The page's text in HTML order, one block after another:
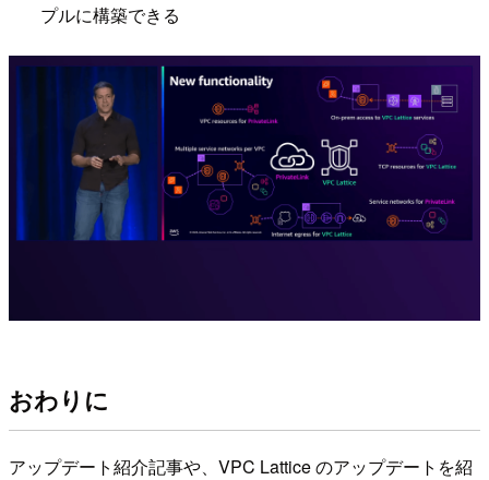
プルに構築できる
おわりに
アップデート紹介記事や、VPC Lattice のアップデートを紹